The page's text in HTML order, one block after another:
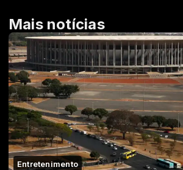
Mais notícias
Entretenimento